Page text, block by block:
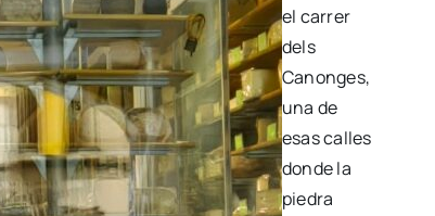
el carrer
dels
Canonges,
una de
esas calles
donde la
piedra